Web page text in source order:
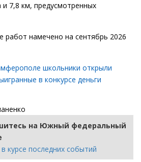
и 7,8 км, предусмотренных
работ намечено на сентябрь 2026
школьники открыли
в конкурсе деньги
на Южный федеральный
курсе последних событий